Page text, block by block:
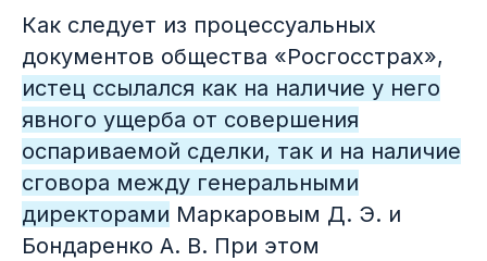
Как следует из процессуальных
документов общества «Росгосстрах»,
истец ссылался как на наличие у него
явного ущерба от совершения
оспариваемой сделки, так и на наличие
сговора между генеральными
директорами Маркаровым Д. Э. и
Бондаренко А. В. При этом
Тренды
Должен ли у общеизвестного
товарного знака быть известный
заявитель
03